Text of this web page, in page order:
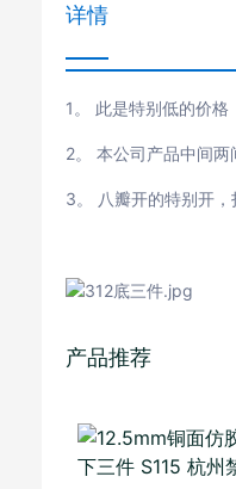
详情
1。 此是特别低的价格
2。 本公司产品中间
3。 八瓣开的特别开，
产品推荐